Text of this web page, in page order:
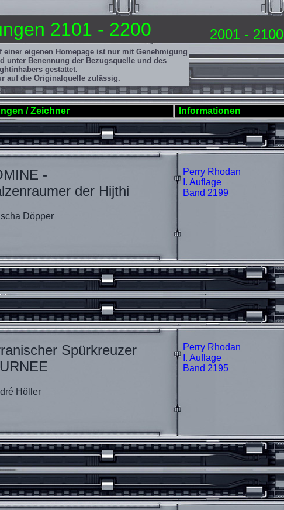
2101 - 2200 2001 - 2100
einer eigenen Homepage ist nur mit Genehmigung
unter Benennung der Bezugsquelle und des
gestattet.
auf die Originalquelle zulässig.
/ Zeichner Informationen
-
der Hijthi
Döpper
Perry Rhodan
I. Auflage
Band 2199
Spürkreuzer
Höller
Perry Rhodan
I. Auflage
Band 2195